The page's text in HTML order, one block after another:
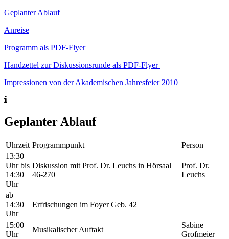
Geplanter Ablauf
Anreise
Programm als PDF-Flyer
Handzettel zur Diskussionsrunde als PDF-Flyer
Impressionen von der Akademischen Jahresfeier 2010
Geplanter Ablauf
Uhrzeit Programmpunkt
Person
13:30
Uhr bis
14:30
Uhr
Diskussion mit Prof. Dr. Leuchs in Hörsaal
46-270
Prof. Dr.
Leuchs
ab
14:30
Uhr
Erfrischungen im Foyer Geb. 42
15:00
Uhr
Musikalischer Auftakt
Sabine
Grofmeier